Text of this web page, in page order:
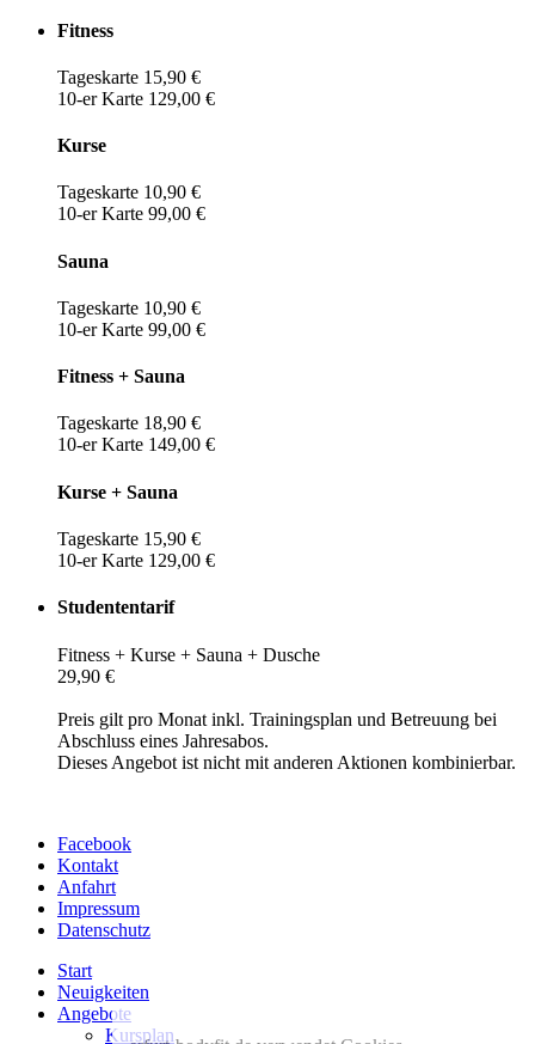
Fitness
Tageskarte 15,90 €
10-er Karte 129,00 €
Kurse
Tageskarte 10,90 €
10-er Karte 99,00 €
Sauna
Tageskarte 10,90 €
10-er Karte 99,00 €
Fitness + Sauna
Tageskarte 18,90 €
10-er Karte 149,00 €
Kurse + Sauna
Tageskarte 15,90 €
10-er Karte 129,00 €
Studententarif
Fitness + Kurse + Sauna + Dusche
29,90 €
Preis gilt pro Monat inkl. Trainingsplan und Betreuung bei
Abschluss eines Jahresabos.
Dieses Angebot ist nicht mit anderen Aktionen kombinierbar.
Facebook
Kontakt
Anfahrt
Impressum
Datenschutz
Start
Neuigkeiten
Angebote
Kursplan